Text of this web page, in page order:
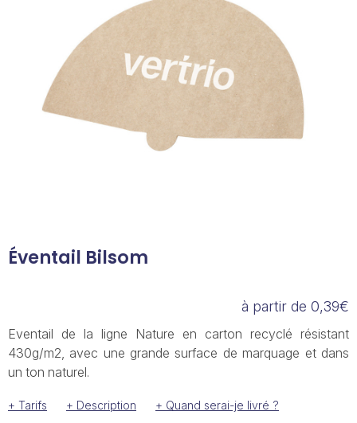
Éventail Bilsom
à partir de 0,39€
Eventail de la ligne Nature en carton recyclé résistant
430g/m2, avec une grande surface de marquage et dans
un ton naturel.
+ Tarifs + Description + Quand serai-je livré ?